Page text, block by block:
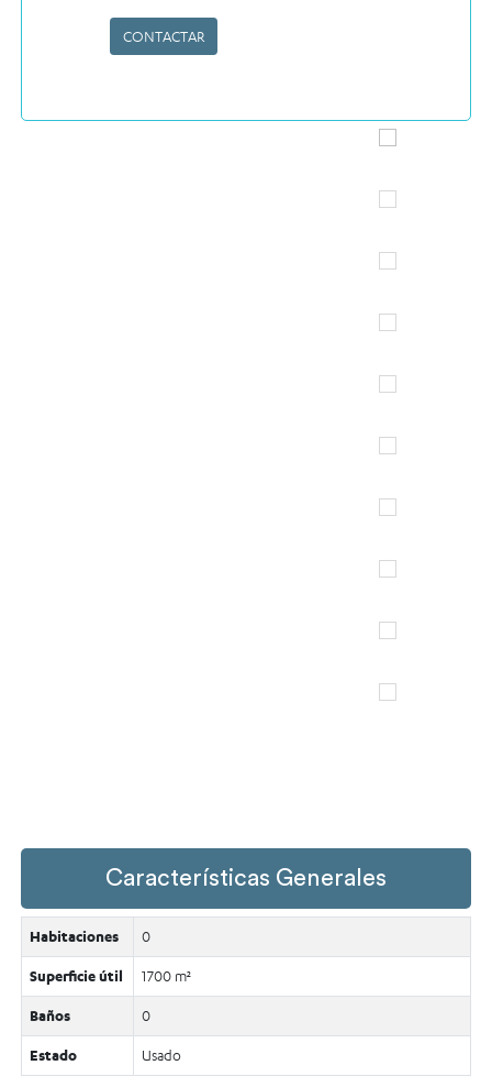
CONTACTAR
Características Generales
Habitaciones 0
Superficie útil 1700 m²
Baños 0
Estado Usado